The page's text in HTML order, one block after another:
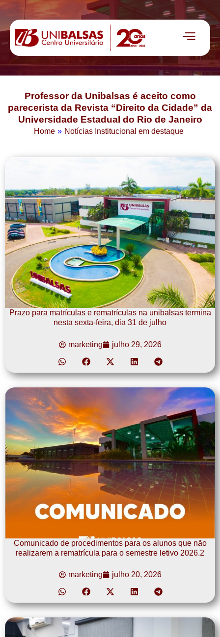
Professor da Unibalsas é aceito como
parecerista da Revista “Direito da Cidade” da
Universidade Estadual do Rio de Janeiro
Home » Notícias Institucional em destaque
Prazo para matrículas e rematrículas na unibalsas termina
nesta sexta-feira, dia 31 de julho
marketing julho 29, 2026
Comunicado de procedimentos para os alunos que não
realizarem a rematrícula para o semestre letivo 2026.2
marketing julho 20, 2026